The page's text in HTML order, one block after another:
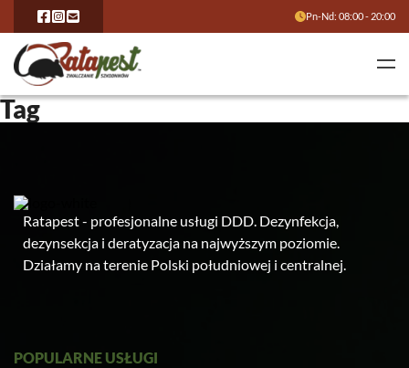
Pn-Nd: 08:00 - 20:00
Tag
Ratapest - profesjonalne usługi DDD. Dezynfekcja,
dezynsekcja i deratyzacja na najwyższym poziomie.
Działamy na terenie Polski południowej i centralnej.
POPULARNE USŁUGI